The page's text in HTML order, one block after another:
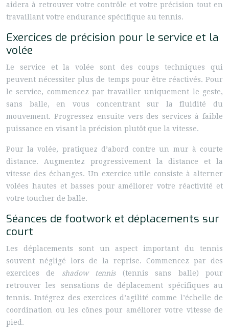
aidera à retrouver votre contrôle et votre précision tout en
travaillant votre endurance spécifique au tennis.
Exercices de précision pour le service et la
volée
Le service et la volée sont des coups techniques qui
peuvent nécessiter plus de temps pour être réactivés. Pour
le service, commencez par travailler uniquement le geste,
sans balle, en vous concentrant sur la fluidité du
mouvement. Progressez ensuite vers des services à faible
puissance en visant la précision plutôt que la vitesse.
Pour la volée, pratiquez d’abord contre un mur à courte
distance. Augmentez progressivement la distance et la
vitesse des échanges. Un exercice utile consiste à alterner
volées hautes et basses pour améliorer votre réactivité et
votre toucher de balle.
Séances de footwork et déplacements sur
court
Les déplacements sont un aspect important du tennis
souvent négligé lors de la reprise. Commencez par des
exercices de shadow tennis (tennis sans balle) pour
retrouver les sensations de déplacement spécifiques au
tennis. Intégrez des exercices d’agilité comme l’échelle de
coordination ou les cônes pour améliorer votre vitesse de
pied.